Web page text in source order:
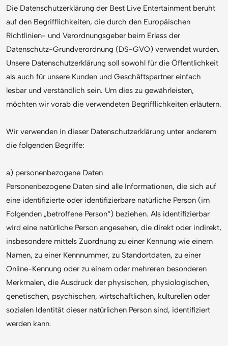
Die Datenschutzerklärung der Best Live Entertainment beruht
auf den Begrifflichkeiten, die durch den Europäischen
Richtlinien- und Verordnungsgeber beim Erlass der
Datenschutz-Grundverordnung (DS-GVO) verwendet wurden.
Unsere Datenschutzerklärung soll sowohl für die Öffentlichkeit
als auch für unsere Kunden und Geschäftspartner einfach
lesbar und verständlich sein. Um dies zu gewährleisten,
möchten wir vorab die verwendeten Begrifflichkeiten erläutern.
Wir verwenden in dieser Datenschutzerklärung unter anderem
die folgenden Begriffe:
a) personenbezogene Daten
Personenbezogene Daten sind alle Informationen, die sich auf
eine identifizierte oder identifizierbare natürliche Person (im
Folgenden „betroffene Person“) beziehen. Als identifizierbar
wird eine natürliche Person angesehen, die direkt oder indirekt,
insbesondere mittels Zuordnung zu einer Kennung wie einem
Namen, zu einer Kennnummer, zu Standortdaten, zu einer
Online-Kennung oder zu einem oder mehreren besonderen
Merkmalen, die Ausdruck der physischen, physiologischen,
genetischen, psychischen, wirtschaftlichen, kulturellen oder
sozialen Identität dieser natürlichen Person sind, identifiziert
werden kann.